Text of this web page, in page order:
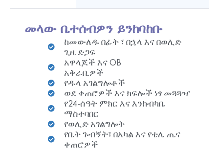
መላው ቤተሰብዎን ይንከባከቡ
ከመውለዱ በፊት ፣ በኋላ እና በወሊድ
ጊዜ ድጋፍ
አዋላጆች እና OB
አቅራቢዎች
የዱላ አገልግሎቶች
ወደ ቀጠሮዎች እና ክፍሎች ነፃ መጓጓዣ
የ24-ሰዓት ምክር እና እንክብካቤ
ማስተባበር
የወሊድ አገልግሎት
የቤት ጉብኝት፣ በአካል እና የቴሌ ጤና
ቀጠሮዎች